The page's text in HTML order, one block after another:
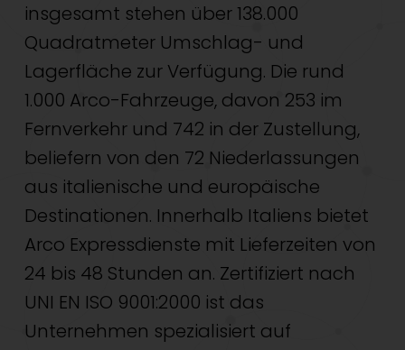
insgesamt stehen über 138.000
Quadratmeter Umschlag- und
Lagerfläche zur Verfügung. Die rund
1.000 Arco-Fahrzeuge, davon 253 im
Fernverkehr und 742 in der Zustellung,
beliefern von den 72 Niederlassungen
aus italienische und europäische
Destinationen. Innerhalb Italiens bietet
Arco Expressdienste mit Lieferzeiten von
24 bis 48 Stunden an. Zertifiziert nach
UNI EN ISO 9001:2000 ist das
Unternehmen spezialisiert auf